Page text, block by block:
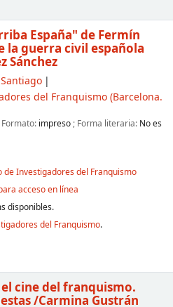
España" de Fermín
la guerra civil española
Sánchez
del Franquismo(Barcelona.
impreso ; Forma literaria: No es
de Investigadores del Franquismo
acceso en línea
disponibles.
del Franquismo.
cine del franquismo.
/Carmina Gustrán